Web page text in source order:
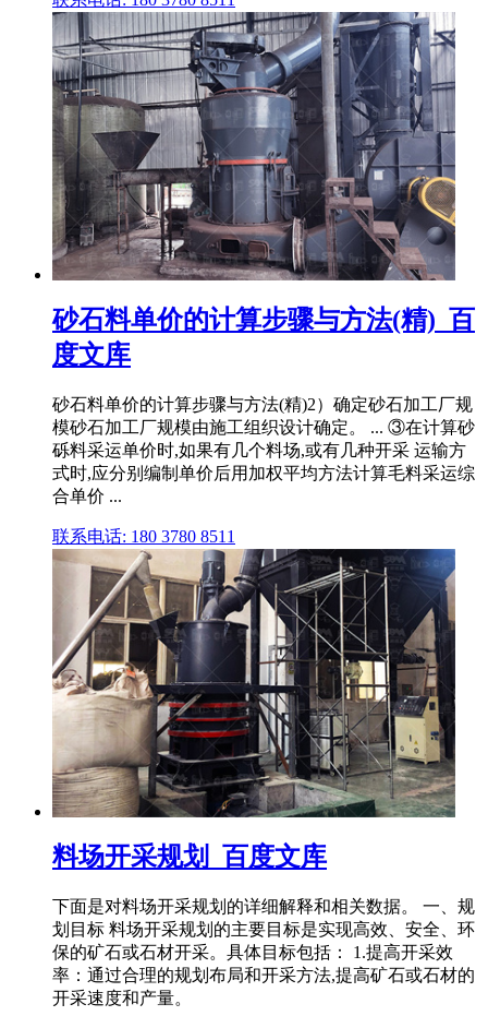
砂石料单价的计算步骤与方法(精)_百
度文库
砂石料单价的计算步骤与方法(精)2）确定砂石加工厂规
模砂石加工厂规模由施工组织设计确定。 ... ③在计算砂
砾料采运单价时,如果有几个料场,或有几种开采 运输方
式时,应分别编制单价后用加权平均方法计算毛料采运综
合单价 ...
联系电话: 180 3780 8511
料场开采规划_百度文库
下面是对料场开采规划的详细解释和相关数据。 一、规
划目标 料场开采规划的主要目标是实现高效、安全、环
保的矿石或石材开采。具体目标包括： 1.提高开采效
率：通过合理的规划布局和开采方法,提高矿石或石材的
开采速度和产量。